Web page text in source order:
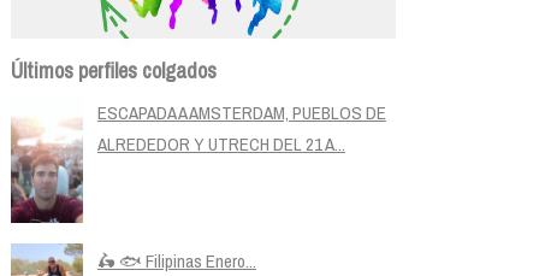
Últimos perfiles colgados
ESCAPADA A AMSTERDAM, PUEBLOS DE
ALREDEDOR Y UTRECH DEL 21 A...
🛵 🐟 Filipinas Enero...